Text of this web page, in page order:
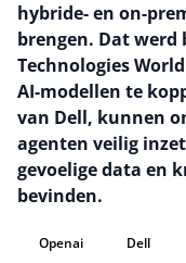
hybride- en on-
brengen. Dat
Technologies
AI-modellen te
van Dell, kunnen
agenten veilig
gevoelige data en
bevinden.
Openai Dell